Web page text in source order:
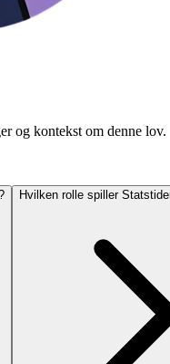
og kontekst om denne lov.
Hvilken rolle spiller